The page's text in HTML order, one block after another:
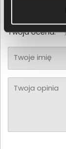
Twoja ocena:
Twoje imię
Twoja opinia